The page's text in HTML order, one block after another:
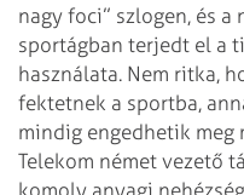
nagy foci” szlogen, és
sportágban terjedt el a
használata. Nem ritka,
fektetnek a sportba,
mindig engedhetik meg
Telekom német vezető
komoly anyagi